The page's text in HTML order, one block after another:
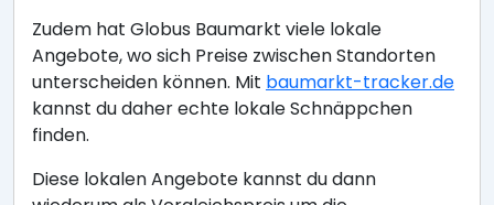
Zudem hat Globus Baumarkt viele lokale
Angebote, wo sich Preise zwischen Standorten
unterscheiden können. Mit baumarkt-tracker.de
kannst du daher echte lokale Schnäppchen
finden.
Diese lokalen Angebote kannst du dann